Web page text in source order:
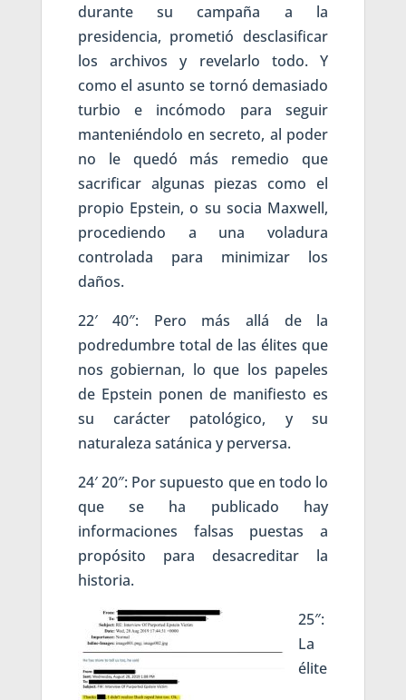
durante su campaña a la
presidencia, prometió desclasificar
los archivos y revelarlo todo. Y
como el asunto se tornó demasiado
turbio e incómodo para seguir
manteniéndolo en secreto, al poder
no le quedó más remedio que
sacrificar algunas piezas como el
propio Epstein, o su socia Maxwell,
procediendo a una voladura
controlada para minimizar los
daños.
22′ 40″: Pero más allá de la
podredumbre total de las élites que
nos gobiernan, lo que los papeles
de Epstein ponen de manifiesto es
su carácter patológico, y su
naturaleza satánica y perversa.
24′ 20″: Por supuesto que en todo lo
que se ha publicado hay
informaciones falsas puestas a
propósito para desacreditar la
historia.
25″:
La
élite